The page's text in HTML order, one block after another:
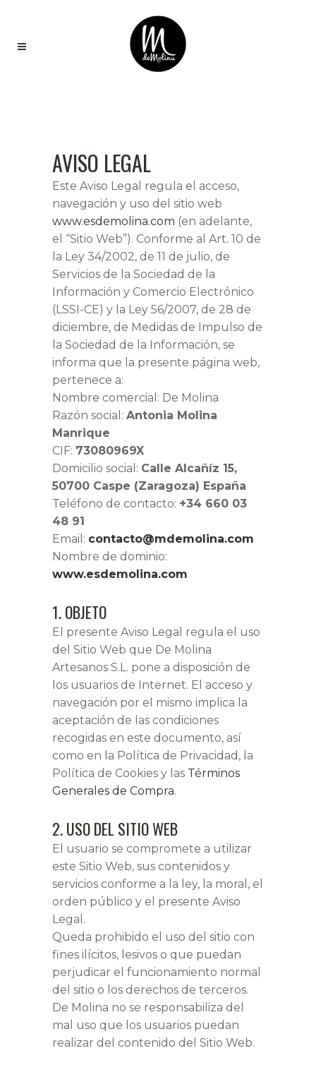
AVISO LEGAL
Este Aviso Legal regula el acceso,
navegación y uso del sitio web
www.esdemolina.com (en adelante,
el “Sitio Web”). Conforme al Art. 10 de
la Ley 34/2002, de 11 de julio, de
Servicios de la Sociedad de la
Información y Comercio Electrónico
(LSSI-CE) y la Ley 56/2007, de 28 de
diciembre, de Medidas de Impulso de
la Sociedad de la Información, se
informa que la presente página web,
pertenece a:
Nombre comercial: De Molina
Razón social: Antonia Molina
Manrique
CIF: 73080969X
Domicilio social: Calle Alcañíz 15,
50700 Caspe (Zaragoza) España
Teléfono de contacto: +34 660 03
48 91
Email: contacto@mdemolina.com
Nombre de dominio:
www.esdemolina.com
1. OBJETO
El presente Aviso Legal regula el uso
del Sitio Web que De Molina
Artesanos S.L. pone a disposición de
los usuarios de Internet. El acceso y
navegación por el mismo implica la
aceptación de las condiciones
recogidas en este documento, así
como en la Política de Privacidad, la
Política de Cookies y las Términos
Generales de Compra.
2. USO DEL SITIO WEB
El usuario se compromete a utilizar
este Sitio Web, sus contenidos y
servicios conforme a la ley, la moral, el
orden público y el presente Aviso
Legal.
Queda prohibido el uso del sitio con
fines ilícitos, lesivos o que puedan
perjudicar el funcionamiento normal
del sitio o los derechos de terceros.
De Molina no se responsabiliza del
mal uso que los usuarios puedan
realizar del contenido del Sitio Web.